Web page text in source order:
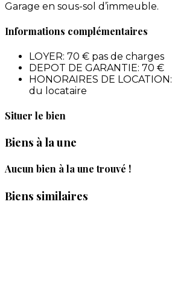
Garage en sous-sol d’immeuble.
Informations complémentaires
LOYER: 70 € pas de charges
DEPOT DE GARANTIE: 70 €
HONORAIRES DE LOCATION:
du locataire
Situer le bien
Biens à la une
Aucun bien à la une trouvé !
Biens similaires